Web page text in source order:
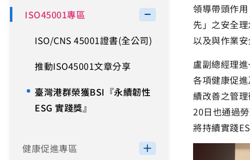
ISO45001專區
ISO/CNS 45001證書(全公司)
推動ISO45001文章分享
臺灣港群榮獲BSI『永續韌性
ESG 實踐獎』
健康促進專區
領導帶頭作
先」之安全
以及與作業
盧副總經理
各項健康促
續改善之管
20日也通過
將持續實踐